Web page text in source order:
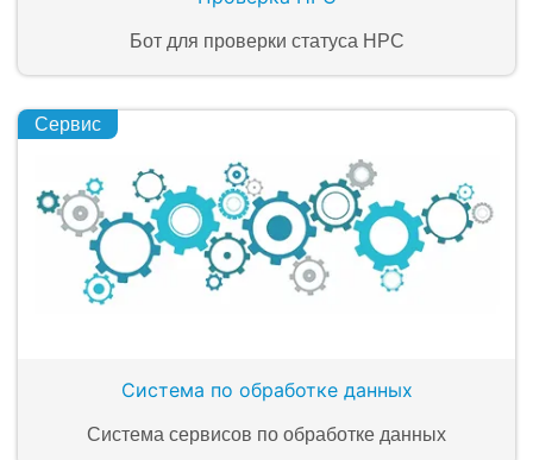
Бот для проверки статуса НРС
Сервис
Система по обработке данных
Система сервисов по обработке данных